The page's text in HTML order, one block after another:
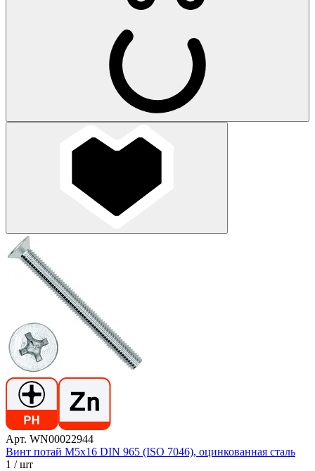
Арт. WN00022944
Винт потай М5х16 DIN 965 (ISO 7046), оцинкованная сталь
1 / шт